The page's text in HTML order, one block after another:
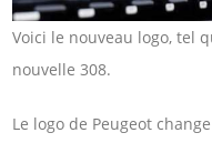
Voici le nouveau logo, tel
nouvelle 308.
Le logo de Peugeot